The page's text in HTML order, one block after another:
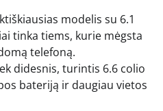
modelis su 6.1
tinka tiems, kurie mėgsta
telefoną.
didesnis, turintis 6.6 colio
bateriją ir daugiau vietos